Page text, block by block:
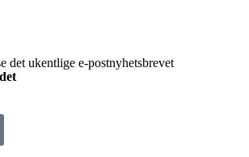
det ukentlige e-postnyhetsbrevet